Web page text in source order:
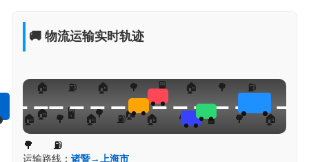
🚚 物流运输实时轨迹
运输路线： 诸暨→上海市